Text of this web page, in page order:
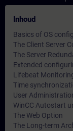
Inhoud
Basics of OS
The Client Server
The Server
Extended
Lifebeat
Time
User
WinCC Autostart
The Web Option
The Long-term